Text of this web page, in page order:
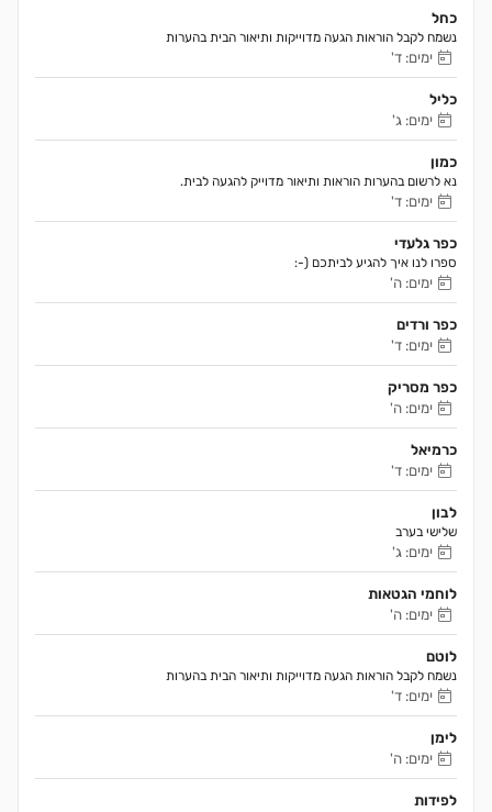
כחל
נשמח לקבל הוראות הגעה מדוייקות ותיאור הבית בהערות
ימים: ד'
כליל
ימים: ג'
כמון
נא לרשום בהערות הוראות ותיאור מדוייק להגעה לבית.
ימים: ד'
כפר גלעדי
ספרו לנו איך להגיע לביתכם (-:
ימים: ה'
כפר ורדים
ימים: ד'
כפר מסריק
ימים: ה'
כרמיאל
ימים: ד'
לבון
שלישי בערב
ימים: ג'
לוחמי הגטאות
ימים: ה'
לוטם
נשמח לקבל הוראות הגעה מדוייקות ותיאור הבית בהערות
ימים: ד'
לימן
ימים: ה'
לפידות